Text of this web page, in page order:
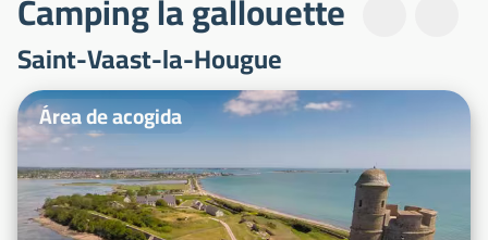
Saint-Vaast-la-Hougue
Fotos ilustrativas
Área de acogida